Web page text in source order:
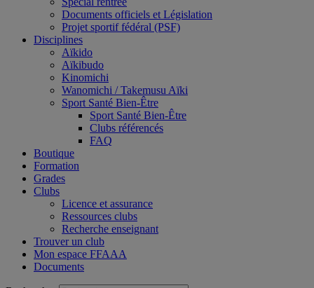
Documents officiels et Législation
Projet sportif fédéral (PSF)
Disciplines
Aïkido
Aïkibudo
Kinomichi
Wanomichi / Takemusu Aïki
Sport Santé Bien-Être
Sport Santé Bien-Être
Clubs référencés
FAQ
Boutique
Formation
Grades
Clubs
Licence et assurance
Ressources clubs
Recherche enseignant
Trouver un club
Mon espace FFAAA
Documents